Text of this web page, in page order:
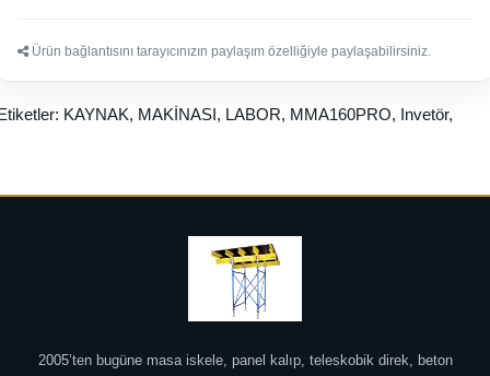
Ürün bağlantısını tarayıcınızın paylaşım özelliğiyle paylaşabilirsiniz.
KAYNAK, MAKİNASI, LABOR, MMA160PRO, Invetör,
2005’ten bugüne masa iskele, panel kalıp, teleskobik direk, beton